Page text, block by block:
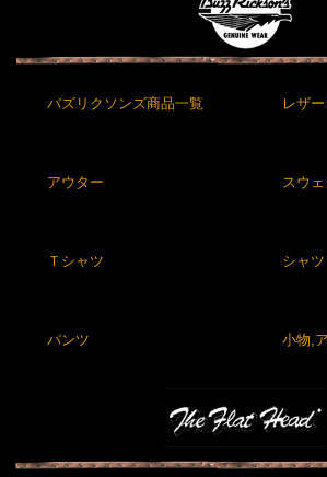
バズリクソンズ商品一覧 レザ
アウター スウェ
Ｔシャツ シャツ
パンツ 小物,